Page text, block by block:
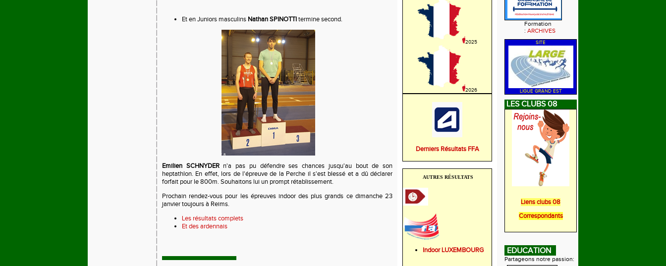
Et en Juniors masculins Nathan SPINOTTItermine second.
Emilien SCHNYDERn'a pas pu défendre ses chances jusqu'au bout de son
heptathlon. En effet, lors de l'épreuve de la Perche il s'est blessé et a dû déclarer
forfait pour le 800m. Souhaitons lui un prompt rétablissement.
Prochain rendez-vous pour les épreuves indoor des plus grands ce dimanche 23
janvier toujours à Reims.
Les résultats complets
Et des ardennais
2025
2026
Derniers Résultats FFA
AUTRES RÉSULTATS
Indoor LUXEMBOURG
Formation
: ARCHIVES
SITE
LIGUE GRAND EST
LES CLUBS 08
Liens clubs 08
Correspondants
EDUCATION
Partageons notre passion: